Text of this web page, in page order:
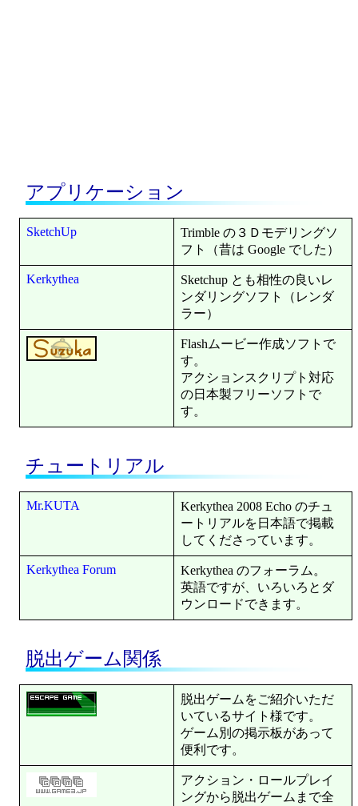
アプリケーション
SketchUp
Trimble の３Ｄモデリングソ
フト（昔は Google でした）
Kerkythea
Sketchup とも相性の良いレ
ンダリングソフト（レンダ
ラー）
Flashムービー作成ソフトで
す。
アクションスクリプト対応
の日本製フリーソフトで
す。
チュートリアル
Mr.KUTA
Kerkythea 2008 Echo のチュ
ートリアルを日本語で掲載
してくださっています。
Kerkythea Forum
Kerkythea のフォーラム。
英語ですが、いろいろとダ
ウンロードできます。
脱出ゲーム関係
脱出ゲームをご紹介いただ
いているサイト様です。
ゲーム別の掲示板があって
便利です。
アクション・ロールプレイ
ングから脱出ゲームまで全